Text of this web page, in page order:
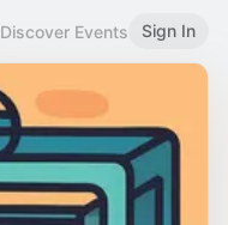
Discover Events Sign In